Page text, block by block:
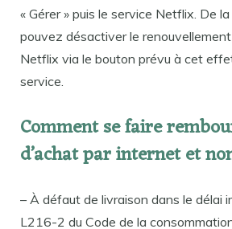
« Gérer » puis le service Netflix. De
pouvez désactiver le
Netflix via le bouton prévu à cet
service.
Comment se faire
d’achat par internet et
– À défaut de livraison dans le délai
L216-2 du Code de la